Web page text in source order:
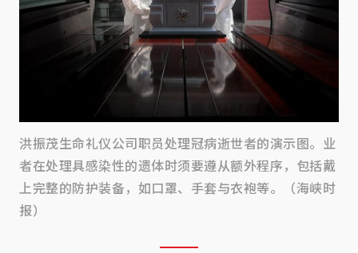
洪振茂生命礼仪公司职员处理冠病逝世者的演示图。业
者在处理具感染性的遗体时须要遵从额外程序，包括戴
上完整的防护装备，如口罩、手套与衣袍等。（海峡时
报）